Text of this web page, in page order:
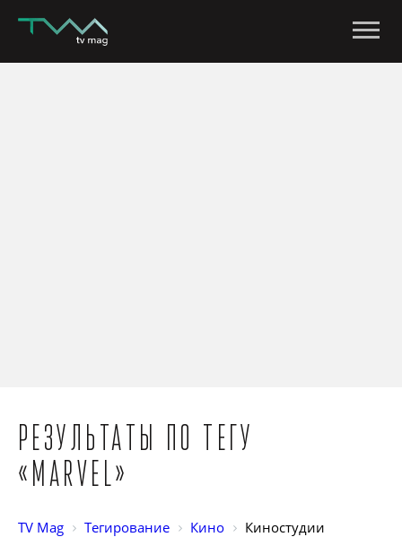
Результаты по тегу
«Marvel»
TV Mag Тегирование Кино Киностудии